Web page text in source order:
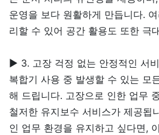
운영을 보다 원활하게 만듭니다.
리할 수 있어 공간 활용도 또한 극
▶ 3. 고장 걱정 없는 안정적인 서
복합기 사용 중 발생할 수 있는 모
해 드립니다. 고장으로 인한 업무
철저한 유지보수 서비스가 제공됩
인 업무 환경을 유지하고 싶다면,